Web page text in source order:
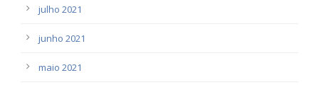
julho 2021
junho 2021
maio 2021